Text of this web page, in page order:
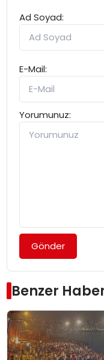
Ad Soyad:
E-Mail:
Yorumunuz:
Gönder
Benzer